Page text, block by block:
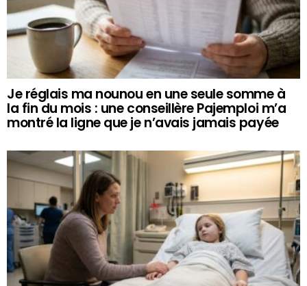
Je réglais ma nounou en une seule somme à
la fin du mois : une conseillère Pajemploi m’a
montré la ligne que je n’avais jamais payée